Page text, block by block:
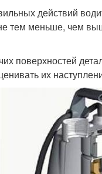
действий
тем меньше, чем
поверхностей
их